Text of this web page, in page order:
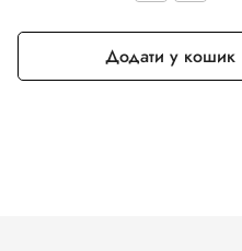
Додати у кошик